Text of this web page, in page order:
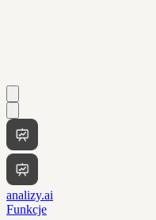
analizy.ai
Funkcje